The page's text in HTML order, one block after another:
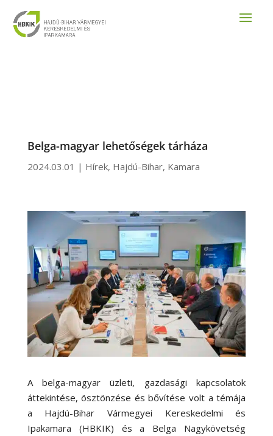
Belga-magyar lehetőségek tárháza
2024.03.01 | Hírek, Hajdú-Bihar, Kamara
A belga-magyar üzleti, gazdasági kapcsolatok
áttekintése, ösztönzése és bővítése volt a témája
a Hajdú-Bihar Vármegyei Kereskedelmi és
Ipakamara (HBKIK) és a Belga Nagykövetség